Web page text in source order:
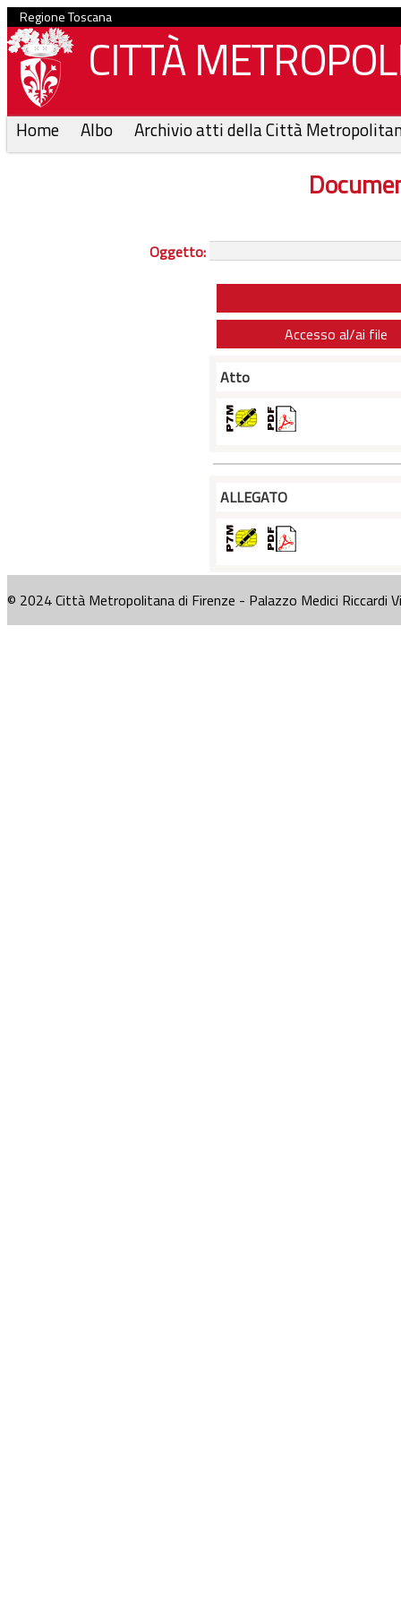
Regione Toscana
CITTÀ
Home Albo Archivio atti della Città
Oggetto:
Accesso al/ai file
Atto
ALLEGATO
© 2024 Città Metropolitana di Firenze - Palazzo Medici Riccardi